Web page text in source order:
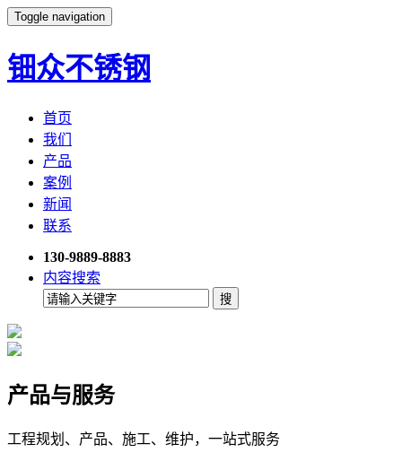
Toggle navigation
钿众不锈钢
首页
我们
产品
案例
新闻
联系
130-9889-8883
内容搜索
产品与服务
工程规划、产品、施工、维护，一站式服务